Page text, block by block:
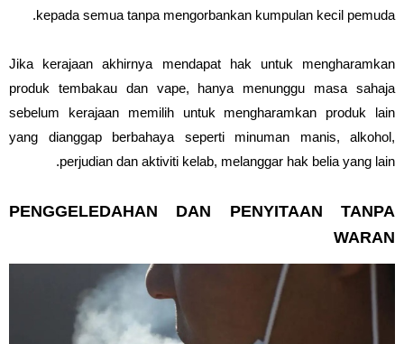
kepada semua tanpa mengorbankan kumpulan kecil pemuda.
Jika kerajaan akhirnya mendapat hak untuk mengharamkan
produk tembakau dan vape, hanya menunggu masa sahaja
sebelum kerajaan memilih untuk mengharamkan produk lain
yang dianggap berbahaya seperti minuman manis, alkohol,
perjudian dan aktiviti kelab, melanggar hak belia yang lain.
PENGGELEDAHAN DAN PENYITAAN TANPA
WARAN